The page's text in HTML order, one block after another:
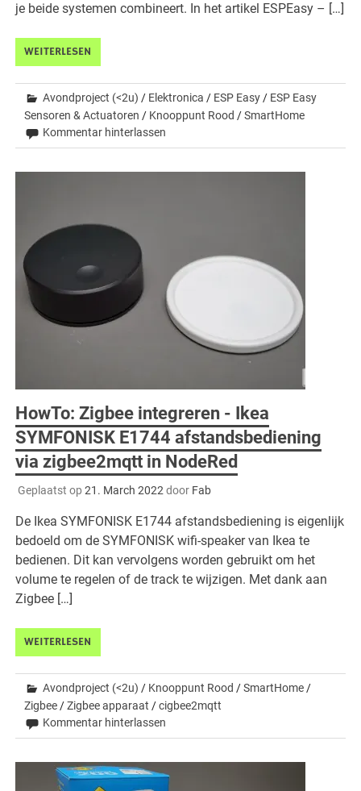
je beide systemen combineert. In het artikel ESPEasy – […]
WEITERLESEN
Avondproject (<2u) / Elektronica / ESP Easy/ ESP Easy
Sensoren & Actuatoren / Knooppunt Rood /SmartHome
Kommentar hinterlassen
HowTo: Zigbee integreren - Ikea
SYMFONISK E1744 afstandsbediening
via zigbee2mqtt in NodeRed
Geplaatst op 21. March 2022 door Fab
De Ikea SYMFONISK E1744 afstandsbediening is eigenlijk
bedoeld om de SYMFONISK wifi-speaker van Ikea te
bedienen. Dit kan vervolgens worden gebruikt om het
volume te regelen of de track te wijzigen. Met dank aan
Zigbee […]
WEITERLESEN
Avondproject (<2u) / Knooppunt Rood /SmartHome /
Zigbee /Zigbee apparaat /cigbee2mqtt
Kommentar hinterlassen